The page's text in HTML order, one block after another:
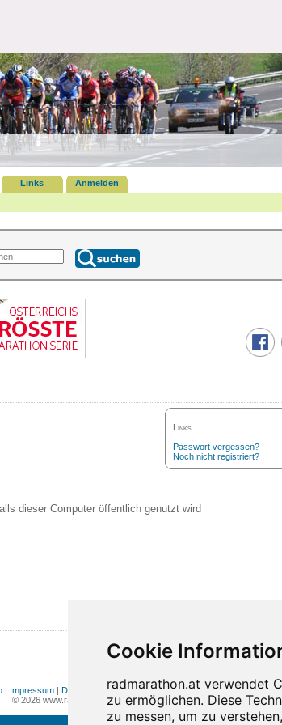
Links
Anmelden
Links
Passwort vergessen?
Noch nicht registriert?
dieser Computer öffentlich genutzt wird
| Impressum | Datenschutz |Cookie Einstellungen
© 2026 www.radmarathon.at